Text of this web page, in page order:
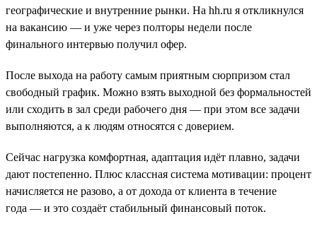
географические и внутренние рынки. На hh.ru я откликнулся
на вакансию — и уже через полторы недели после
финального интервью получил офер.
После выхода на работу самым приятным сюрпризом стал
свободный график. Можно взять выходной без формальностей
или сходить в зал среди рабочего дня — при этом все задачи
выполняются, а к людям относятся с доверием.
Сейчас нагрузка комфортная, адаптация идёт плавно, задачи
дают постепенно. Плюс классная система мотивации: процент
начисляется не разово, а от дохода от клиента в течение
года — и это создаёт стабильный финансовый поток.